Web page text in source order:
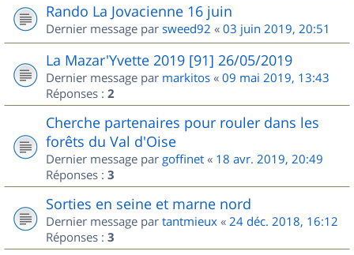
Rando La Jovacienne 16 juin
Dernier message par sweed92 « 03 juin 2019, 20:51
La Mazar'Yvette 2019 [91] 26/05/2019
Dernier message par markitos « 09 mai 2019, 13:43
Réponses : 2
Cherche partenaires pour rouler dans les
forêts du Val d'Oise
Dernier message par goffinet « 18 avr. 2019, 20:49
Réponses : 3
Sorties en seine et marne nord
Dernier message par tantmieux « 24 déc. 2018, 16:12
Réponses : 3